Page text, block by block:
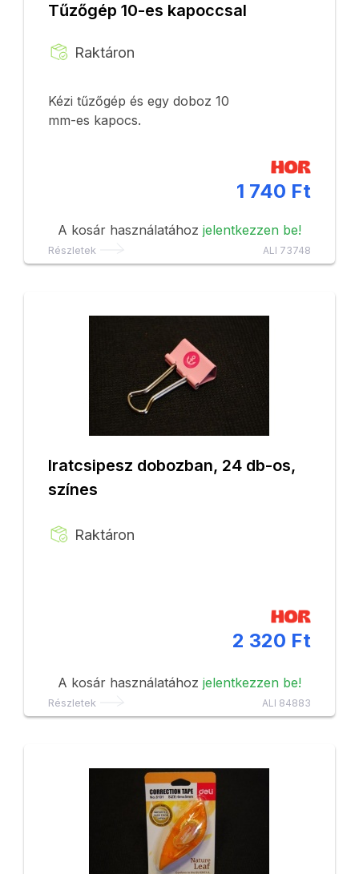
Tűzőgép 10-es kapoccsal
Raktáron
Kézi tűzőgép és egy doboz 10
mm-es kapocs.
1 740 Ft
A kosár használatához jelentkezzen be!
Részletek ALI 73748
Iratcsipesz dobozban, 24 db-os,
színes
Raktáron
2 320 Ft
A kosár használatához jelentkezzen be!
Részletek ALI 84883